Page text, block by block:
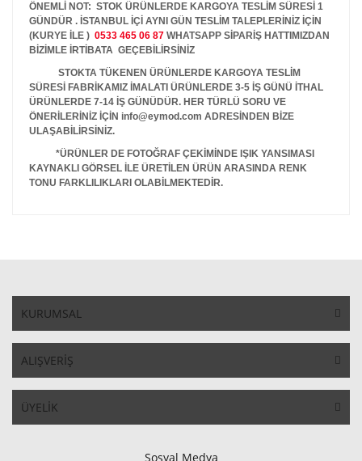
ÖNEMLİ NOT: STOK ÜRÜNLERDE KARGOYA TESLİM SÜRESİ 1
GÜNDÜR . İSTANBUL İÇİ AYNI GÜN TESLİM TALEPLERİNİZ İÇİN
(KURYE İLE ) 0533 465 06 87 WHATSAPP SİPARİŞ HATTIMIZDAN
BİZİMLE İRTİBATA GEÇEBİLİRSİNİZ
STOKTA TÜKENEN ÜRÜNLERDE KARGOYA TESLİM
SÜRESİ FABRİKAMIZ İMALATI ÜRÜNLERDE 3-5 İŞ GÜNÜ İTHAL
ÜRÜNLERDE 7-14 İŞ GÜNÜDÜR. HER TÜRLÜ SORU VE
ÖNERİLERİNİZ İÇİN info@eymod.com ADRESİNDEN BİZE
ULAŞABİLİRSİNİZ.
*ÜRÜNLER DE FOTOĞRAF ÇEKİMİNDE IŞIK YANSIMASI
KAYNAKLI GÖRSEL İLE ÜRETİLEN ÜRÜN ARASINDA RENK
TONU FARKLILIKLARI OLABİLMEKTEDİR.
KURUMSAL
ALIŞVERİŞ
ÜYELİK
Sosyal Medya